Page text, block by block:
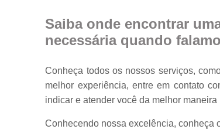
Saiba onde encontrar
necessária quando
Conheça todos os nossos serviços,
melhor experiência, entre em contato
indicar e atender você da melhor maneira
Conhecendo nossa excelência, conheça